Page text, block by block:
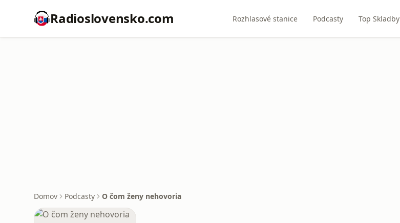
Radioslovensko.com Rozhlasové stanice Podcasty Top Skladby
Domov Podcasty O čom ženy nehovoria